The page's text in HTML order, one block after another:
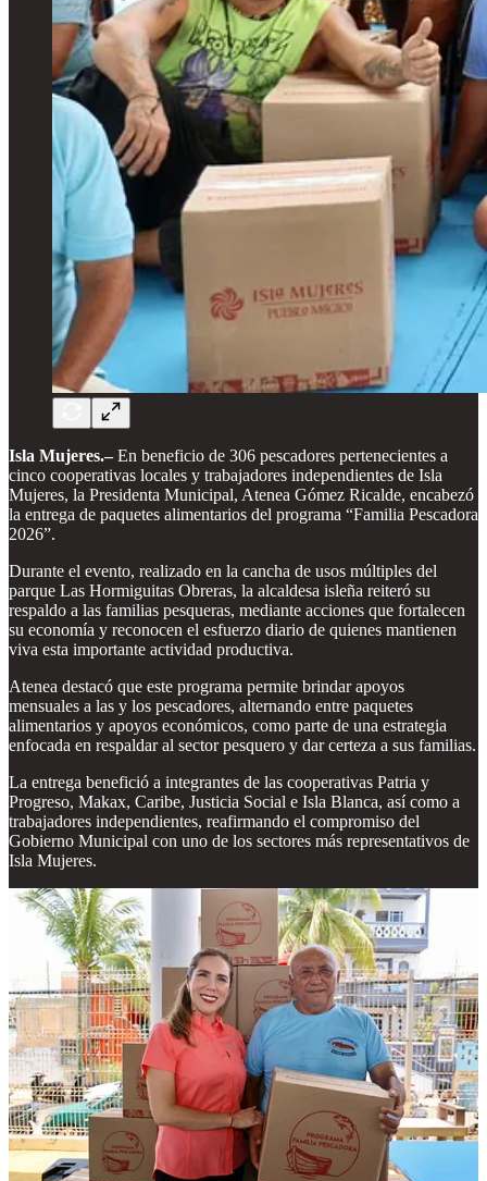
Isla Mujeres.–En beneficio de 306 pescadores pertenecientes a
cinco cooperativas locales y trabajadores independientes de Isla
Mujeres, la Presidenta Municipal, Atenea Gómez Ricalde, encabezó
la entrega de paquetes alimentarios del programa “Familia Pescadora
2026”.
Durante el evento, realizado en la cancha de usos múltiples del
parque Las Hormiguitas Obreras, la alcaldesa isleña reiteró su
respaldo a las familias pesqueras, mediante acciones que fortalecen
su economía y reconocen el esfuerzo diario de quienes mantienen
viva esta importante actividad productiva.
Atenea destacó que este programa permite brindar apoyos
mensuales a las y los pescadores, alternando entre paquetes
alimentarios y apoyos económicos, como parte de una estrategia
enfocada en respaldar al sector pesquero y dar certeza a sus familias.
La entrega benefició a integrantes de las cooperativas Patria y
Progreso, Makax, Caribe, Justicia Social e Isla Blanca, así como a
trabajadores independientes, reafirmando el compromiso del
Gobierno Municipal con uno de los sectores más representativos de
Isla Mujeres.
Compartir
Discusión sobre este post